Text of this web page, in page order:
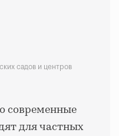
садов и центров
современные
для частных